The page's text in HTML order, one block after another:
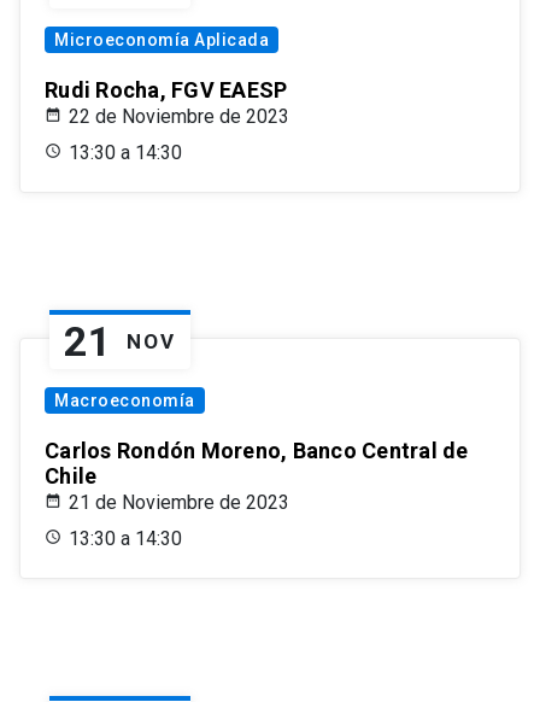
Microeconomía Aplicada
Rudi Rocha, FGV EAESP
22 de Noviembre de 2023
13:30 a 14:30
21 NOV
Macroeconomía
Carlos Rondón Moreno, Banco Central de
Chile
21 de Noviembre de 2023
13:30 a 14:30